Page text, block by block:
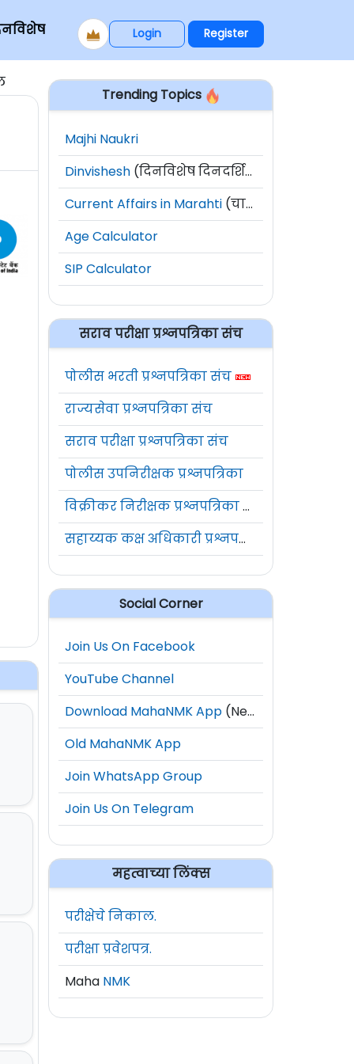
Login Register
Trending Topics
Majhi Naukri
Dinvishesh (दिनविशेष दिनदर्शिका)
Current Affairs in Marahti (चालू घडामोडी)
Age Calculator
SIP Calculator
सराव परीक्षा प्रश्नपत्रिका संच
पोलीस भरती प्रश्नपत्रिका संच
राज्यसेवा प्रश्नपत्रिका संच
सराव परीक्षा प्रश्नपत्रिका संच
पोलीस उपनिरीक्षक प्रश्नपत्रिका
विक्रीकर निरीक्षक प्रश्नपत्रिका संच
सहाय्यक कक्ष अधिकारी प्रश्नपत्रिका संच
Social Corner
Join Us On Facebook
YouTube Channel
Download MahaNMK App (New)
Old MahaNMK App
Join WhatsApp Group
Join Us On Telegram
महत्वाच्या लिंक्स
परीक्षेचे निकाल.
परीक्षा प्रवेशपत्र.
Maha NMK